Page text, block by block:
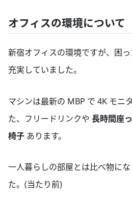
オフィスの環境について
新宿オフィスの環境ですが、困
充実していました。
マシンは最新の MBP で 4K モニ
た、フリードリンクや 長時間座
椅子 あります。
一人暮らしの部屋とは比べ物に
た。(当たり前)